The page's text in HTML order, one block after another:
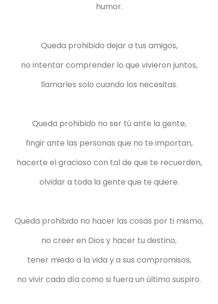
humor.
Queda prohibido dejar a tus amigos,
no intentar comprender lo que vivieron juntos,
llamarles solo cuando los necesitas.
Queda prohibido no ser tú ante la gente,
fingir ante las personas que no te importan,
hacerte el gracioso con tal de que te recuerden,
olvidar a toda la gente que te quiere.
Queda prohibido no hacer las cosas por ti mismo,
no creer en Dios y hacer tu destino,
tener miedo a la vida y a sus compromisos,
no vivir cada día como si fuera un último suspiro.